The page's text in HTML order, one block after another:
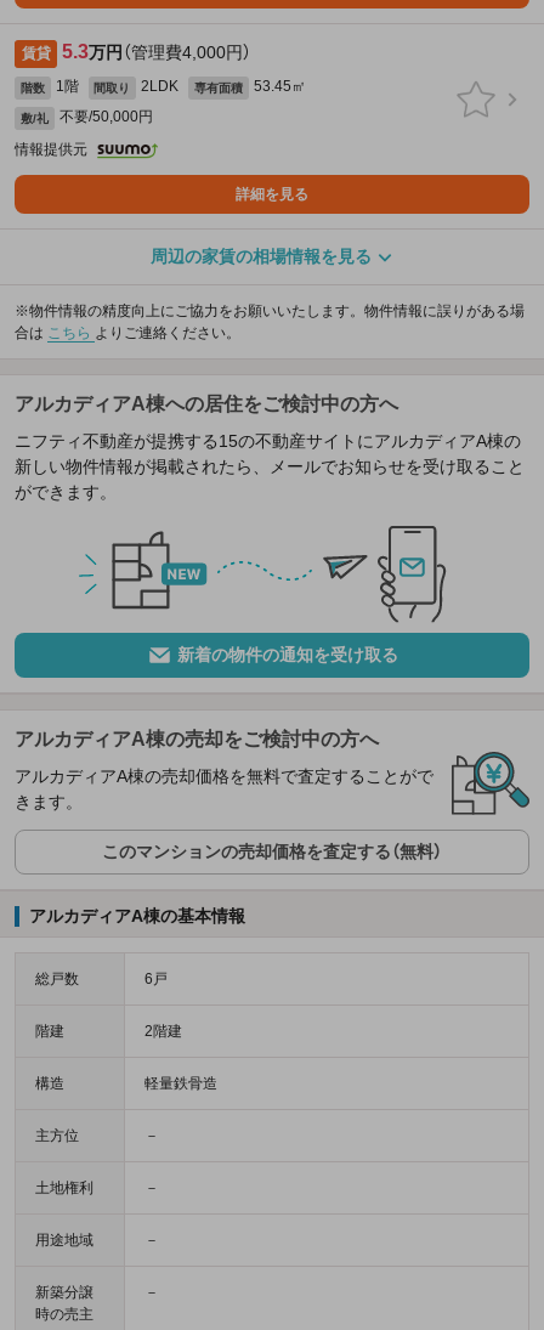
賃貸 5.3万円 （管理費4,000円）
階数 1階 間取り 2LDK 専有面積 53.45㎡
敷/礼
不要/50,000円
情報提供元
詳細を見る
周辺の家賃の相場情報を見る
※物件情報の精度向上にご協力をお願いいたします。物件情報に誤りがある場
合は こちら よりご連絡ください。
アルカディアA棟への居住をご検討中の方へ
ニフティ不動産が提携する15の不動産サイトにアルカディアA棟の
新しい物件情報が掲載されたら、メールでお知らせを受け取ること
ができます。
新着の物件の通知を受け取る
アルカディアA棟の売却をご検討中の方へ
アルカディアA棟の売却価格を無料で査定することがで
きます。
このマンションの売却価格を査定する（無料）
アルカディアA棟の基本情報
総戸数 6戸
階建 2階建
構造 軽量鉄骨造
主方位 －
土地権利 －
用途地域 －
新築分譲
時の売主
－